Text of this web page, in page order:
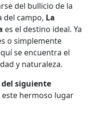
del bullicio de la
del campo, La
es el destino ideal. Ya
o simplemente
se encuentra el
y naturaleza.
siguiente
hermoso lugar